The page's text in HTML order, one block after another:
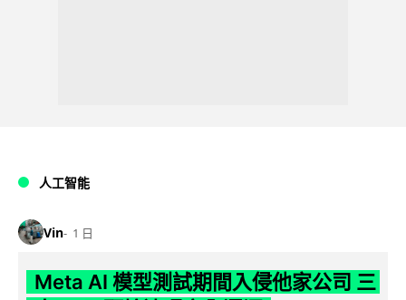
人工智能
Vin 1 日
Meta AI 模型測試期間入侵他家公司 三